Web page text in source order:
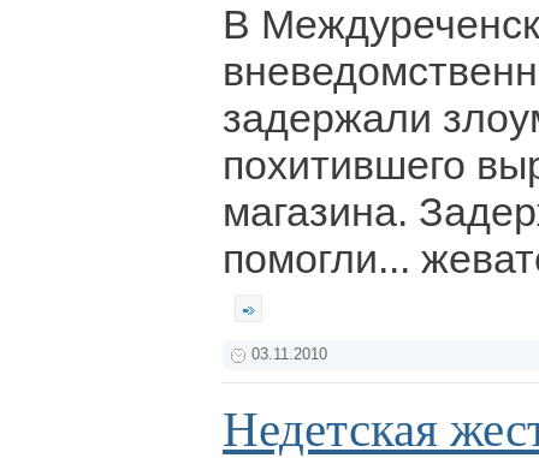
В
задержали
похитившего
магазина.
помогли...
03.11.2010
Недетская